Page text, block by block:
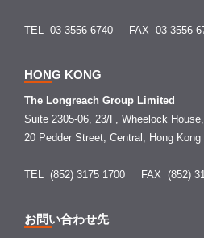
TEL 03 3556 6740 FAX 03 3556
HONG KONG
The Longreach Group Limited
Suite 2305-06, 23/F, Wheelock House,
20 Pedder Street, Central, Hong Kong
TEL (852) 3175 1700 FAX (852)
お問い合わせ先